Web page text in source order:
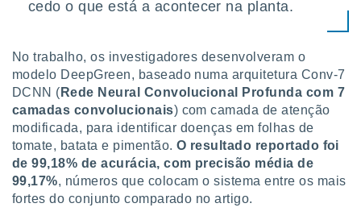
de que
para
navegação
não
cookies
ou
cedo o que está a acontecer na planta.
No trabalho, os investigadores desenvolveram o
modelo DeepGreen, baseado numa arquitetura Conv-7
DCNN ( Rede Neural Convolucional Profunda com 7
camadas convolucionais) com camada de atenção
modificada, para identificar doenças em folhas de
tomate, batata e pimentão. O resultado reportado foi
de 99,18% de acurácia, com precisão média de
99,17%, números que colocam o sistema entre os mais
fortes do conjunto comparado no artigo.